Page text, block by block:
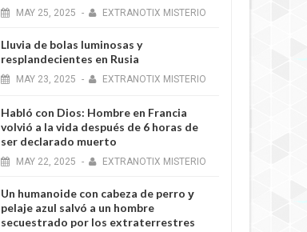
MAY 25, 2025 - EXTRANOTIX MISTERIO
Lluvia de bolas luminosas y
resplandecientes en Rusia
MAY 23, 2025 - EXTRANOTIX MISTERIO
Habló con Dios: Hombre en Francia
volvió a la vida después de 6 horas de
ser declarado muerto
MAY 22, 2025 - EXTRANOTIX MISTERIO
Un humanoide con cabeza de perro у
pelaje azul salvó a un hombre
secuestrado por los extraterrestres